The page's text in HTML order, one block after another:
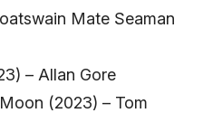
Mate Seaman
– Allan Gore
(2023) – Tom